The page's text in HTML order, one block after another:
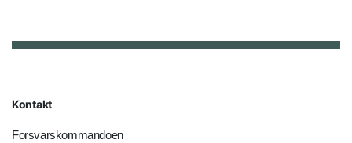
Kontakt
Forsvarskommandoen